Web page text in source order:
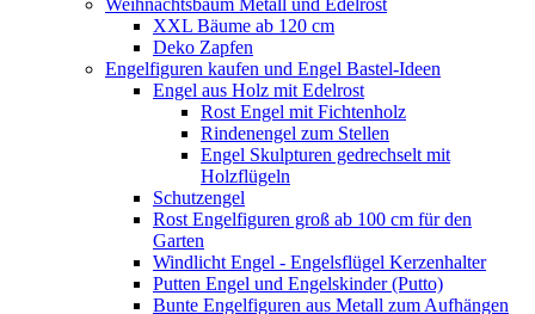
Weihnachtsbaum Metall und Edelrost
XXL Bäume ab 120 cm
Deko Zapfen
Engelfiguren kaufen und Engel Bastel-Ideen
Engel aus Holz mit Edelrost
Rost Engel mit Fichtenholz
Rindenengel zum Stellen
Engel Skulpturen gedrechselt mit
Holzflügeln
Schutzengel
Rost Engelfiguren groß ab 100 cm für den
Garten
Windlicht Engel - Engelsflügel Kerzenhalter
Putten Engel und Engelskinder (Putto)
Bunte Engelfiguren aus Metall zum Aufhängen